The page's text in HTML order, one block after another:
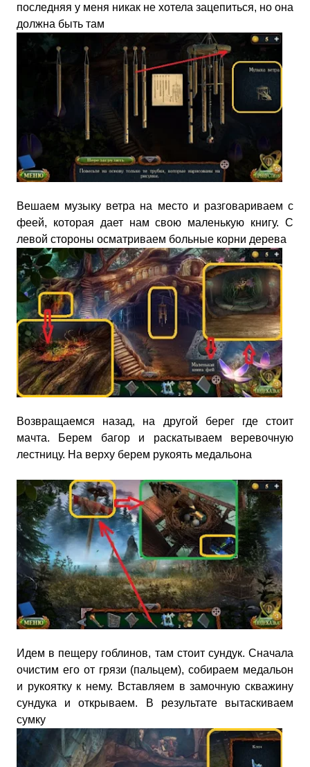
последняя у меня никак не хотела зацепиться, но она
должна быть там
Вешаем музыку ветра на место и разговариваем с
феей, которая дает нам свою маленькую книгу. С
левой стороны осматриваем больные корни дерева
Возвращаемся назад, на другой берег где стоит
мачта. Берем багор и раскатываем веревочную
лестницу. На верху берем рукоять медальона
Идем в пещеру гоблинов, там стоит сундук. Сначала
очистим его от грязи (пальцем), собираем медальон
и рукоятку к нему. Вставляем в замочную скважину
сундука и открываем. В результате вытаскиваем
сумку